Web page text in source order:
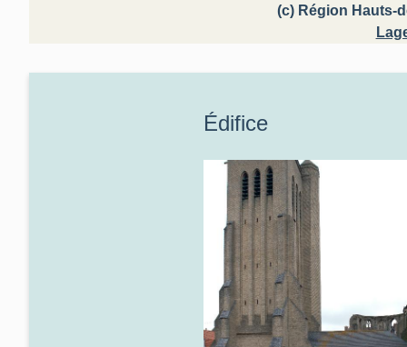
(c) Région Hauts-
Édifice